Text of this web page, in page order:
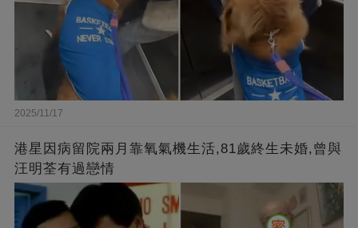
2025/11/17
港星因病留院兩月靠氧氣機生活,81歲終生未婚,曾與
汪明荃有過戀情